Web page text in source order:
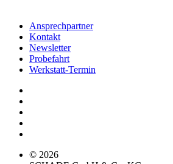
Ansprechpartner
Kontakt
Newsletter
Probefahrt
Werkstatt-Termin
© 2026